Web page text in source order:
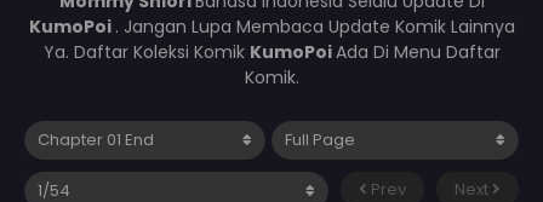
KumoPoi . Jangan Lupa Membaca Update Komik Lainnya
Ya. Daftar Koleksi Komik KumoPoiAda Di Menu Daftar
Komik.
Prev Next